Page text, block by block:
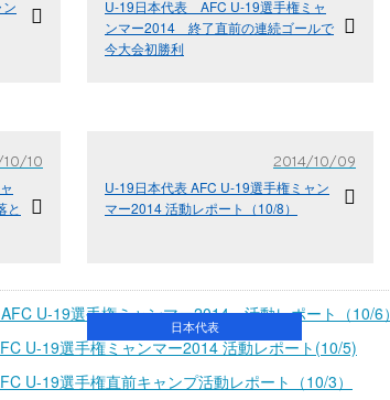
U-19日本代表 AFC U-19選手権ミャ
ンマー2014 終了直前の連続ゴールで
今大会初勝利
10
と
日本代表
2014/10/09
U-19日本代表 AFC U-19選手権ミャン
マー2014 活動レポート（10/8）
U-19選手権ミャンマー2014 活動レポート（10/6）
U-19選手権ミャンマー2014 活動レポート(10/5)
U-19選手権直前キャンプ活動レポート（10/3）